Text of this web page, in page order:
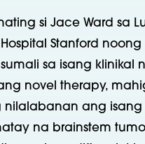
si Jace Ward sa
Stanford
sa isang klinikal
novel therapy,
nilalabanan ang isang
na brainstem